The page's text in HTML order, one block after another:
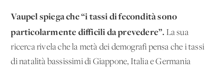
Vaupel spiega che “i tassi di fecondità sono
particolarmente difficili da prevedere”. La sua
ricerca rivela che la metà dei demografi pensa che i tassi
di natalità bassissimi di Giappone, Italia e Germania